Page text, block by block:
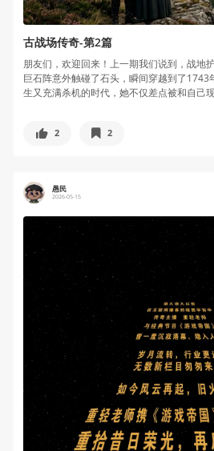
古战场传奇-第2篇
朋友们，欢迎回来！上一期我们说到，战地
巨石阵意外触碰了石头，瞬间穿越到了
生又充满杀机的时代，她不仅差点被和自己
2 2
愚民
2026-05-15